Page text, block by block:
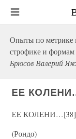
Опыты по метрике
строфике и формам
Брюсов Валерий
ЕЕ
ЕЕ КОЛЕНИ…[38]
(Рондо)